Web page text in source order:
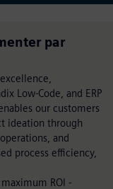
par
Low-Code, and ERP
our customers
ideation through
and
process efficiency,
ROI -